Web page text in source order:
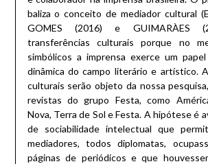
baliza o conceito de mediador cultural
GOMES (2016) e GUIMARÀES
transferências culturais porque no
simbólicos a imprensa exerce um
dinâmica do campo literário e artístico.
culturais serão objeto da nossa
revistas do grupo Festa, como
Nova, Terra de Sol e Festa. A hipótese é
de sociabilidade intelectual que
mediadores, todos diplomatas,
páginas de periódicos e que